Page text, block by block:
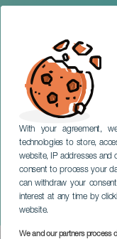
With your agreement,
technologies to store,
website, IP addresses and
consent to process your
can withdraw your
interest at any time by
website.
We and our partners process
Good
TENERIFFA